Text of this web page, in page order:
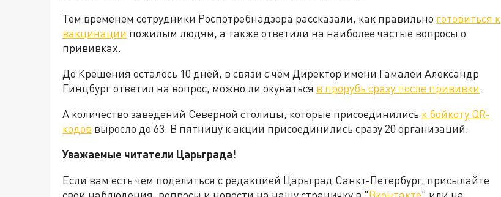
Тем временем сотрудники Роспотребнадзора рассказали, как правильно готовиться к
вакцинации пожилым людям, а также ответили на наиболее частые вопросы о
прививках.
До Крещения осталось 10 дней, в связи с чем Директор имени Гамалеи Александр
Гинцбург ответил на вопрос, можно ли окунаться в прорубь сразу после прививки.
А количество заведений Северной столицы, которые присоединились к бойкоту QR-
кодов выросло до 63. В пятницу к акции присоединились сразу 20 организаций.
Уважаемые читатели Царьграда!
Если вам есть чем поделиться с редакцией Царьград Санкт-Петербург, присылайте